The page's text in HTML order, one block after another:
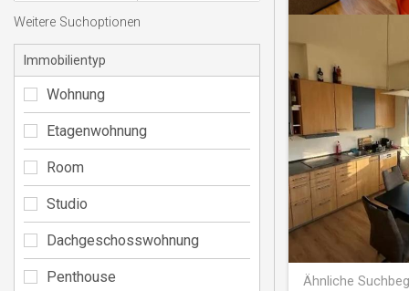
Ähnliche
Weitere Suchoptionen
Immobilientyp
Wohnung
Etagenwohnung
Room
Studio
Dachgeschosswohnung
Penthouse